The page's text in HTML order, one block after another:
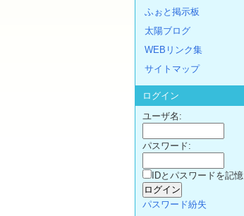
ふぉと掲示板
太陽ブログ
WEBリンク集
サイトマップ
ログイン
ユーザ名:
パスワード:
IDとパスワードを記憶
パスワード紛失